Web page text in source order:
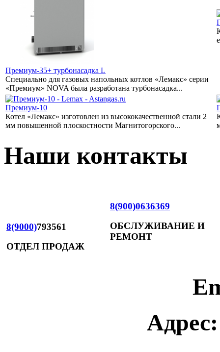
Премиум-35+ турбонасадка L
Специально для газовых напольных котлов «Лемакс» серии
«Премиум» NOVA была разработана турбонасадка...
Премиум-10
Котел «Лемакс» изготовлен из высококачественной стали 2
мм повышенной плоскостности Магнитогорского...
Наши контакты
8(9000)793561
ОТДЕЛ ПРОДАЖ
8(900)0636369
ОБСЛУЖИВАНИЕ И
РЕМОНТ